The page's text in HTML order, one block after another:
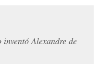
Alexandre de